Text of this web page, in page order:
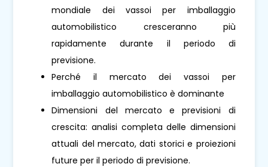
mondiale dei vassoi per imballaggio
automobilistico cresceranno più
rapidamente durante il periodo di
previsione.
Perché il mercato dei vassoi per
imballaggio automobilistico è dominante
Dimensioni del mercato e previsioni di
crescita: analisi completa delle dimensioni
attuali del mercato, dati storici e proiezioni
future per il periodo di previsione.